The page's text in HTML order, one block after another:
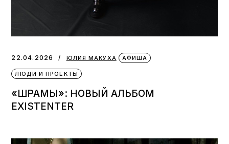
22.04.2026 ЮЛИЯ МАКУХА АФИША
ЛЮДИ И ПРОЕКТЫ
«ШРАМЫ»: НОВЫЙ АЛЬБОМ
EXISTENTER